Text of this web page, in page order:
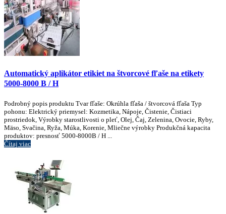
Automatický aplikátor etikiet na štvorcové fľaše na etikety
5000-8000 B / H
Podrobný popis produktu Tvar fľaše: Okrúhla fľaša / štvorcová fľaša Typ
pohonu: Elektrický priemysel: Kozmetika, Nápoje, Čistenie, Čistiaci
prostriedok, Výrobky starostlivosti o pleť, Olej, Čaj, Zelenina, Ovocie, Ryby,
Mäso, Svačina, Ryža, Múka, Korenie, Mliečne výrobky Produkčná kapacita
produktov: presnosť 5000-8000B / H ...
Čítaj viac